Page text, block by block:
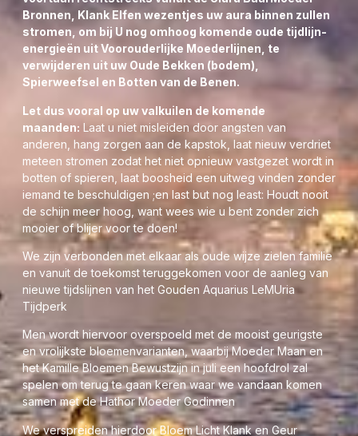
Bronnen, Klank Elfen wezentjes uw aura binnen zullen
stromen, om bij U nog omhoog komende oude tijdlijn-
energieën uit Voorouderlijke Moederlijnen, te
verwijderen uit uw Oude Bekken (bodem),
Spierweefsel en Botten van de Benen.
Let dus vooral op uw valkuilen de komende
maanden: Laat u niet misleiden door angsten van
anderen, hang zorgen aan de kapstok, laat nieuw verdriet
meteen stromen zodat het niet opnieuw vastgezet wordt in
botten of spieren, laat boosheid een uitweg vinden zonder
iemand te beschuldigen ;en last but nog least: Houdt nooit
de schijn meer hoog, want wees wie u bent zonder zich
mooier of blijer voor te doen!
We zijn verbonden met elkaar als oude wijze zielen familie
en vanuit de toekomst teruggekomen voor de aanleg van
nieuwe tijdslijnen van het Gouden Aquarius LeMUria
Tijdperk
Men wordt hiervoor overspoeld met de mooist geurigste
en vrolijkste bloemenvarianten, waarbij Moeder Maan en
het Kamille Bloemen Bewustzijn in juli een hoofdrol zal
spelen om terug te gaan keren waar we vandaan komen
samen met de Hathor Moeder Godinnen
We verspreiden hierdoor Bloem Licht Klank en Geur